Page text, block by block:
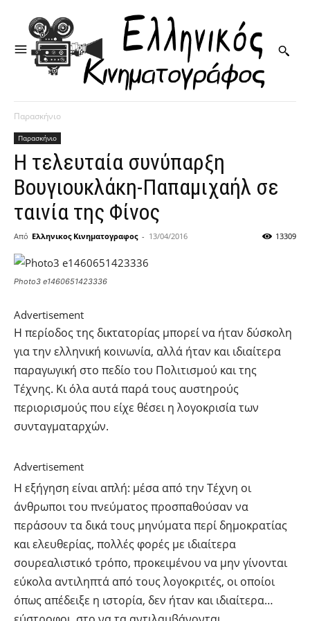
Παρασκήνιο
Παρασκήνιο
Η τελευταία συνύπαρξη
Βουγιουκλάκη-Παπαμιχαήλ σε
ταινία της Φίνος
Από Ελληνικος Κινηματογραφος - 13/04/2016 13309
Photo3 e1460651423336
Advertisement
Η περίοδος της δικτατορίας μπορεί να ήταν δύσκολη
για την ελληνική κοινωνία, αλλά ήταν και ιδιαίτερα
παραγωγική στο πεδίο του Πολιτισμού και της
Τέχνης. Κι όλα αυτά παρά τους αυστηρούς
περιορισμούς που είχε θέσει η λογοκρισία των
συνταγματαρχών.
Advertisement
Η εξήγηση είναι απλή: μέσα από την Τέχνη οι
άνθρωποι του πνεύματος προσπαθούσαν να
περάσουν τα δικά τους μηνύματα περί δημοκρατίας
και ελευθερίας, πολλές φορές με ιδιαίτερα
σουρεαλιστικό τρόπο, προκειμένου να μην γίνονται
εύκολα αντιληπτά από τους λογοκριτές, οι οποίοι
όπως απέδειξε η ιστορία, δεν ήταν και ιδιαίτερα…